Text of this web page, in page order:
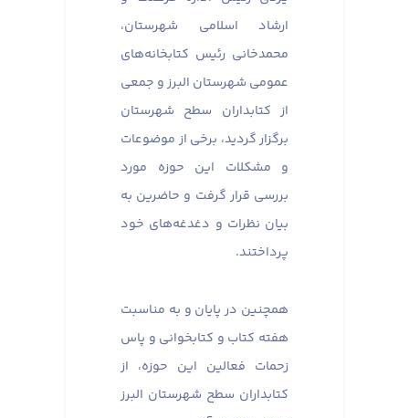
ارشاد اسلامی شهرستان،
محمدخانی رئیس کتابخانه‌های
عمومی شهرستان البرز و جمعی
از کتابداران سطح شهرستان
برگزار گردید، برخی از موضوعات
و مشکلات این حوزه مورد
بررسی قرار گرفت و حاضرین به
بیان نظرات و دغدغه‌های خود
پرداختند. ​​​​​​​
همچنین در پایان و به مناسبت
هفته کتاب و کتابخوانی و پاس
زحمات فعالین این حوزه، از
کتابداران سطح شهرستان البرز